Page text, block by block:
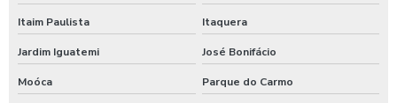
Fornecedores de lanches para empresas
Fornecedores de refeições para empresas
Itaim Paulista Itaquera
Jardim Iguatemi José Bonifácio
Moóca Parque do Carmo